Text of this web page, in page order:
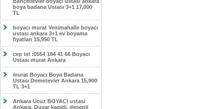
boya badana Ustası 3+1 17,000
TL
boyacı murat Yenimahalle boyacı
ustası ankara 3+1 ev boyama
fiyatları 15,950 TL
cep tel :0554 184 41 66 Boyacı
Ustası murat Ankara
murat Boyacı Boya Badana
Ustası Demetevler Ankara 15,900
TL 3+1
Ankara Ucuz BOYACI ustasi
Ankara, Duvar kagidi, desenli